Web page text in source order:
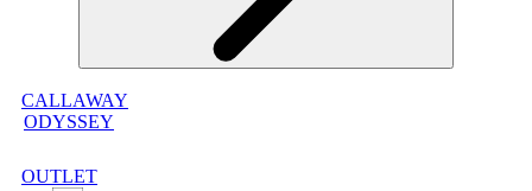
CALLAWAY
ODYSSEY
OUTLET